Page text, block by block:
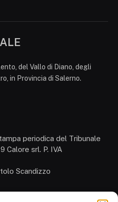
del Vallo di Diano, degli
in Provincia di Salerno.
periodica del Tribunale
Calore srl. P. IVA
Scandizzo